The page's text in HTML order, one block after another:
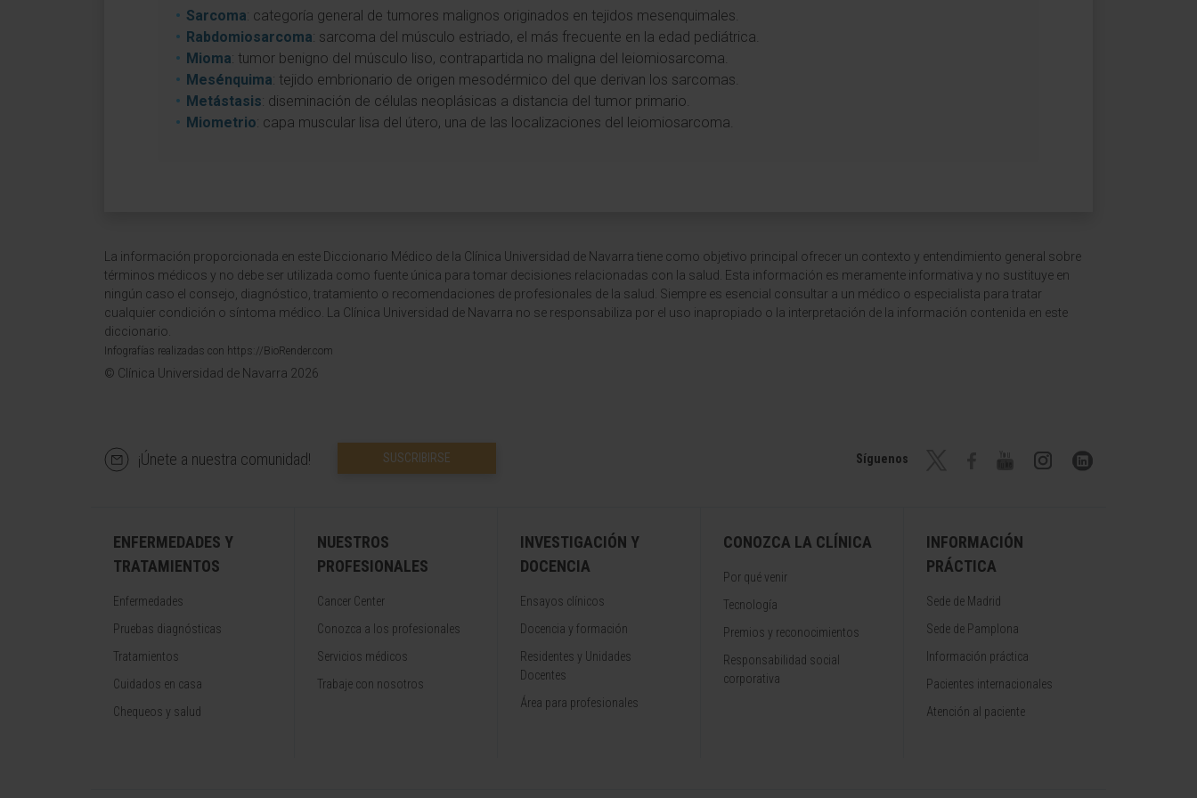
Sarcoma: categoría general de tumores malignos originados en tejidos mesenquimales.
Rabdomiosarcoma: sarcoma del músculo estriado, el más frecuente en la edad pediátrica.
Mioma: tumor benigno del músculo liso, contrapartida no maligna del leiomiosarcoma.
Mesénquima: tejido embrionario de origen mesodérmico del que derivan los sarcomas.
Metástasis: diseminación de células neoplásicas a distancia del tumor primario.
Miometrio: capa muscular lisa del útero, una de las localizaciones del leiomiosarcoma.
La información proporcionada en este Diccionario Médico de la Clínica Universidad de Navarra tiene como objetivo principal ofrecer un contexto y entendimiento general sobre
términos médicos y no debe ser utilizada como fuente única para tomar decisiones relacionadas con la salud. Esta información es meramente informativa y no sustituye en
ningún caso el consejo, diagnóstico, tratamiento o recomendaciones de profesionales de la salud. Siempre es esencial consultar a un médico o especialista para tratar
cualquier condición o síntoma médico. La Clínica Universidad de Navarra no se responsabiliza por el uso inapropiado o la interpretación de la información contenida en este
diccionario.
Infografías realizadas con https://BioRender.com
© Clínica Universidad de Navarra 2026
¡Únete a nuestra comunidad! SUSCRIBIRSE Síguenos
ENFERMEDADES Y
TRATAMIENTOS
Enfermedades
Pruebas diagnósticas
Tratamientos
Cuidados en casa
Chequeos y salud
NUESTROS
PROFESIONALES
Cancer Center
Conozca a los profesionales
Servicios médicos
Trabaje con nosotros
INVESTIGACIÓN Y
DOCENCIA
Ensayos clínicos
Docencia y formación
Residentes y Unidades
Docentes
Área para profesionales
CONOZCA LA CLÍNICA
Por qué venir
Tecnología
Premios y reconocimientos
Responsabilidad social
corporativa
INFORMACIÓN
PRÁCTICA
Sede de Madrid
Sede de Pamplona
Información práctica
Pacientes internacionales
Atención al paciente